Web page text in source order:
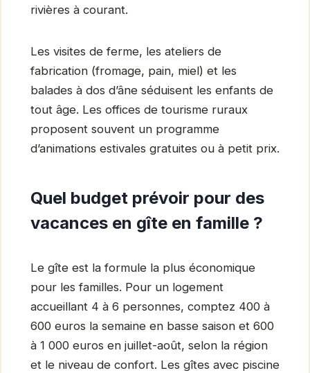
rivières à courant.
Les visites de ferme, les ateliers de
fabrication (fromage, pain, miel) et les
balades à dos d’âne séduisent les enfants de
tout âge. Les offices de tourisme ruraux
proposent souvent un programme
d’animations estivales gratuites ou à petit prix.
Quel budget prévoir pour des
vacances en gîte en famille ?
Le gîte est la formule la plus économique
pour les familles. Pour un logement
accueillant 4 à 6 personnes, comptez 400 à
600 euros la semaine en basse saison et 600
à 1 000 euros en juillet-août, selon la région
et le niveau de confort. Les gîtes avec piscine